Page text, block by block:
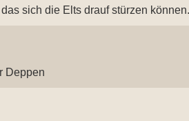
sich die Elts drauf stürzen können.
Deppen